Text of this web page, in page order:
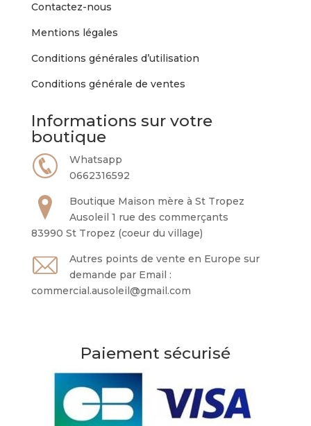
Contactez-nous
Mentions légales
Conditions générales d’utilisation
Conditions générale de ventes
Informations sur votre
boutique
Whatsapp
0662316592
Boutique Maison mère à St Tropez
Ausoleil 1 rue des commerçants
83990 St Tropez (coeur du village)
Autres points de vente en Europe sur
demande par Email :
commercial.ausoleil@gmail.com
Paiement sécurisé